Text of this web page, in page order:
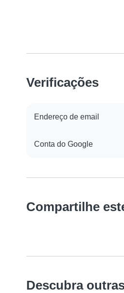
Verificações
Endereço de email
Conta do Google
Compartilhe
Descubra